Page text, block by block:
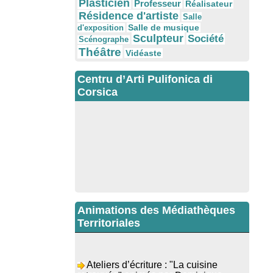
Plasticien Professeur Réalisateur
Résidence d'artiste Salle
d'exposition Salle de musique
Scénographe Sculpteur Société
Théâtre Vidéaste
Centru d’Arti Pulifonica di
Corsica
Animations des Médiathèques
Territoriales
retrouvée" animés par Dominique